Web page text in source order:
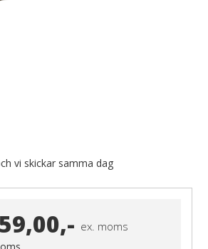
vi skickar samma dag
ex. moms